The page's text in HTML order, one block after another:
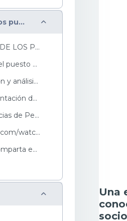
Módulo 5: Análisis de los puestos de trabajo Colapsar
MÓDULO 5ANÁLISIS DE LOS PUESTOS DE TRABAJO El...
Momento 1. Análisis del puesto de trabajoLa empres...
Momento 2. Evaluación y análisis del puesto de tra...
Momento 3. Implementación de ajustes razonables:&n...
Momento 4. Experiencias de Personas con Discapacid...
https://www.youtube.com/watch?v=XX717zjDfvA&...
A manera de cierre, comparta en el Foro - Tema: Mi...
Colapsar
Una